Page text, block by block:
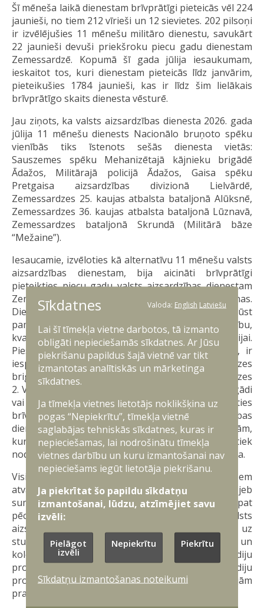
Šī mēneša laikā dienestam brīvprātīgi pieteicās vēl 224
jaunieši, no tiem 212 vīrieši un 12 sievietes. 202 pilsoņi
ir izvēlējušies 11 mēnešu militāro dienestu, savukārt
22 jaunieši devuši priekšroku piecu gadu dienestam
Zemessardzē. Kopumā šī gada jūlija iesaukumam,
ieskaitot tos, kuri dienestam pieteicās līdz janvārim,
pieteikušies 1784 jaunieši, kas ir līdz šim lielākais
brīvprātīgo skaits dienesta vēsturē.
Jau ziņots, ka valsts aizsardzības dienesta 2026. gada
jūlija 11 mēnešu dienests Nacionālo bruņoto spēku
vienībās tiks īstenots sešās dienesta vietās:
Sauszemes spēku Mehanizētajā kājnieku brigādē
Ādažos, Militārajā policijā Ādažos, Gaisa spēku
Pretgaisa aizsardzības divizionā Lielvārdē,
Zemessardzes 25. kaujas atbalsta bataljonā Alūksnē,
Zemessardzes 36. kaujas atbalsta bataljonā Lūznavā,
Zemessardzes bataljonā Skrundā (Militārā bāze
“Mežaine”).
Iesaucamie, izvēloties kā alternatīvu 11 mēnešu valsts
aizsardzības dienestam, bija aicināti brīvprātīgi
pieteikties piecu gadu valsts aizsardzības dienestam
Zemessardzē, kas ikgadēji jāpilda vismaz 28 dienas.
Dienesta laikā Zemessardzē karavīri apgūst
pamatapmācības kursu, kolektīvo apmācību,
kvalifikācijas kursus atbilstoši militārajai specializācijai.
Piesakoties piecu gadu dienestam Zemessardzē, ir
iespēja izvēlēties dzīvesvietai tuvāko Zemessardzes
brigādi: Zemessardzes 1. Rīgas brigādi, Zemessardzes
2. Vidzemes brigādi, Zemessardzes 3. Latgales brigādi
vai Zemessardzes 4. Kurzemes brigādi. Piesakoties
brīvprātīgi šim dienesta veidam, valsts aizsardzības
dienesta karavīrs saņem kompensāciju par dienām,
kurās tiek pildīts dienests, kā arī šajās dienās tiek
nodrošināta ēdināšana vai uzturdevas kompensācija.
Visi valsts aizsardzības dienesta karavīri saņem
atvaļināšanās kompensāciju – 1100 eiro neto jeb
summa, ko dienesta veicējs saņems “uz rokas”. Tāpat
pēc dienesta sekmīgas noslēgšanas brīvprātīgie valsts
aizsardzības dienesta karavīri var pretendēt uz
studijām budžeta vietās valsts augstskolās un
koledžās klātienes un neklātienes studiju
programmās, ja tie atbildīs augstskolas un studiju
programmas uzņemšanas noteikumu minimālajām
prasībām.
Sīkdatnes Valoda: English Latviešu
Lai šī tīmekļa vietne darbotos, tā izmanto
obligāti nepieciešamās sīkdatnes. Ar Jūsu
piekrišanu papildus šajā vietnē var tikt
izmantotas analītiskās un mārketinga
sīkdatnes.
Ja tīmekļa vietnes lietotājs noklikšķina uz
pogas “Nepiekrītu”, tīmekļa vietnē
saglabājas tehniskās sīkdatnes, kuras ir
nepieciešamas, lai nodrošinātu tīmekļa
vietnes darbību un kuru izmantošanai nav
nepieciešams iegūt lietotāja piekrišanu.
Ja piekrītat šo papildu sīkdatņu
izmantošanai, lūdzu, atzīmējiet savu
izvēli:
Pielāgot
izvēli
Nepiekrītu Piekrītu
Sīkdatņu izmantošanas noteikumi